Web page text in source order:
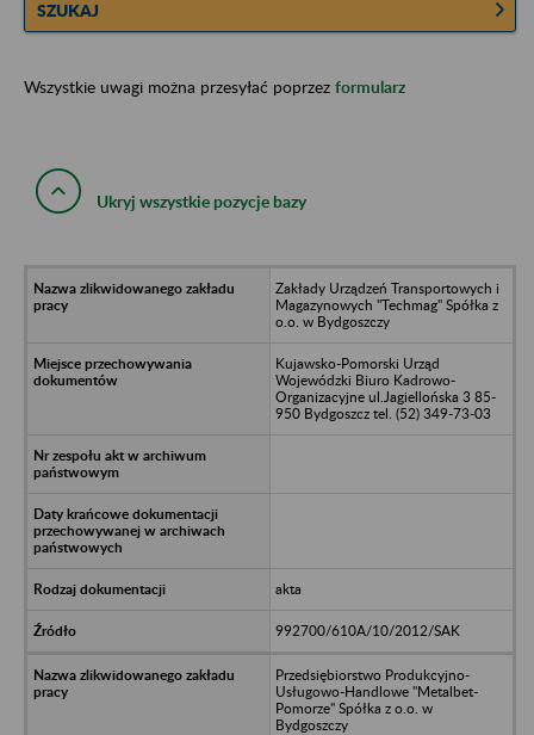
SZUKAJ
Wszystkie uwagi można przesyłać poprzez formularz
Ukryj wszystkie pozycje bazy
Zakłady Urządzeń Transportowych i
Magazynowych "Techmag" Spółka z
o.o. w Bydgoszczy
Kujawsko-Pomorski Urząd
Wojewódzki Biuro Kadrowo-
Organizacyjne ul.Jagiellońska 3 85-
950 Bydgoszcz tel. (52) 349-73-03
akta
992700/610A/10/2012/SAK
Przedsiębiorstwo Produkcyjno-
Usługowo-Handlowe "Metalbet-
Pomorze" Spółka z o.o. w
Bydgoszczy